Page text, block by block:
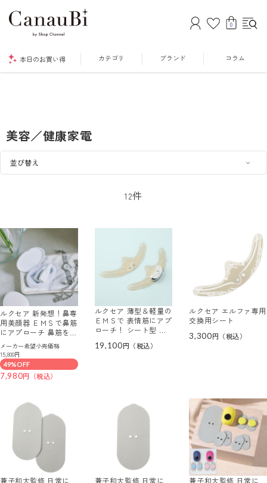
0
本日のお買い得 カテゴリ ブランド コラム
美容／健康家電
12件
ルクセア 新発想！鼻専
用美顔器 ＥＭＳで鼻筋
にアプローチ 鼻筋を鍛
えて引き締まった 美し
い鼻を目指す ルクセア
フォーネスＰＲＯ
メーカー希望小売価格
15,800円
49%OFF
7,980
ルクセア 薄型＆軽量の
ＥＭＳで 表情筋にアプ
ローチ！ シート型 フ
ファ 専用交換用シート
19,100
ルクセア エルファ専用
交換用シート
3,300
兼子和大監修 日常に
兼子和大監修 日常に
兼子和大監修 日常に